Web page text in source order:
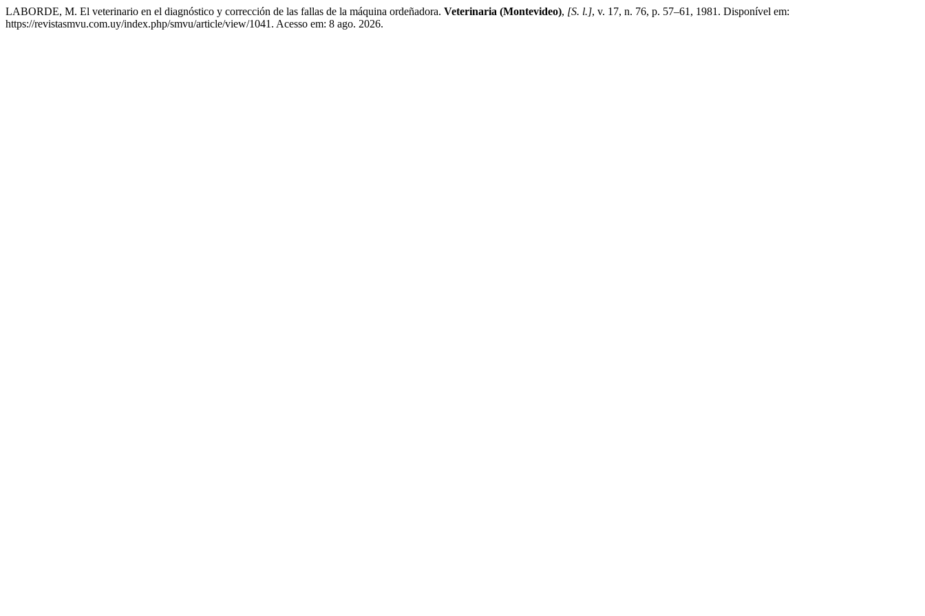
LABORDE, M. El veterinario en el diagnóstico y corrección de las fallas de la máquina ordeñadora. Veterinaria (Montevideo), [S. l.], v. 17, n. 76, p. 57–61, 1981. Disponível em:
https://revistasmvu.com.uy/index.php/smvu/article/view/1041. Acesso em: 8 ago. 2026.